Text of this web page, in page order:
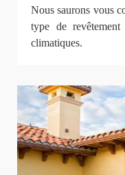
Nous saurons vous
type de
climatiques.